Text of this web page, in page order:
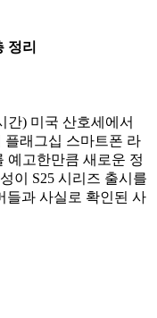
정리
간) 미국 산호세에서
플래그십 스마트폰 라
예고한만큼 새로운 정
이 S25 시리즈 출시를
들과 사실로 확인된 사